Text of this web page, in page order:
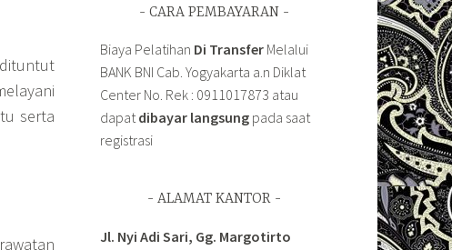
serta
CARA PEMBAYARAN
Biaya Pelatihan Di Transfer Melalui
BANK BNI Cab. Yogyakarta a.n Diklat
Center No. Rek : 0911017873 atau
dapatdibayar langsung pada saat
registrasi
ALAMAT KANTOR
Jl. Nyi Adi Sari, Gg. Margotirto